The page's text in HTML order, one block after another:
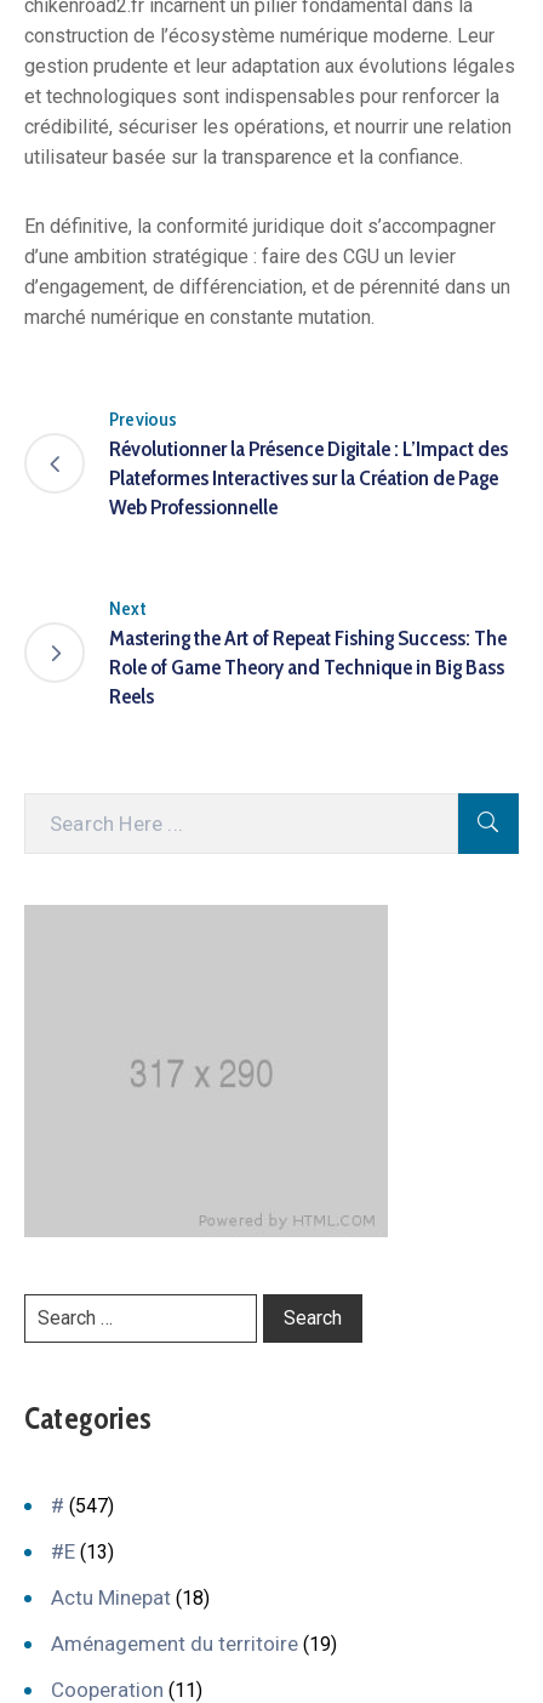
chikenroad2.fr incarnent un pilier fondamental dans la
construction de l’écosystème numérique moderne. Leur
gestion prudente et leur adaptation aux évolutions légales
et technologiques sont indispensables pour renforcer la
crédibilité, sécuriser les opérations, et nourrir une relation
utilisateur basée sur la transparence et la confiance.
En définitive, la conformité juridique doit s’accompagner
d’une ambition stratégique : faire des CGU un levier
d’engagement, de différenciation, et de pérennité dans un
marché numérique en constante mutation.
Previous
Révolutionner la Présence Digitale : L’Impact des
Plateformes Interactives sur la Création de Page
Web Professionnelle
Next
Mastering the Art of Repeat Fishing Success: The
Role of Game Theory and Technique in Big Bass
Reels
Categories
# (547)
#E (13)
Actu Minepat (18)
Aménagement du territoire (19)
Cooperation (11)